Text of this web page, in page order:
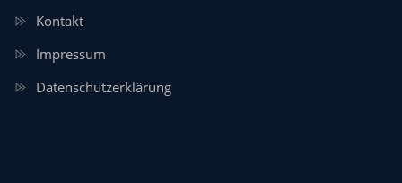
Kontakt
Impressum
Datenschutzerklärung